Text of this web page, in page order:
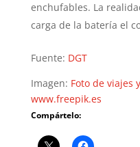
enchufables. La
carga de la batería el
Fuente: DGT
Imagen: Foto de viajes
www.freepik.es
Compártelo: